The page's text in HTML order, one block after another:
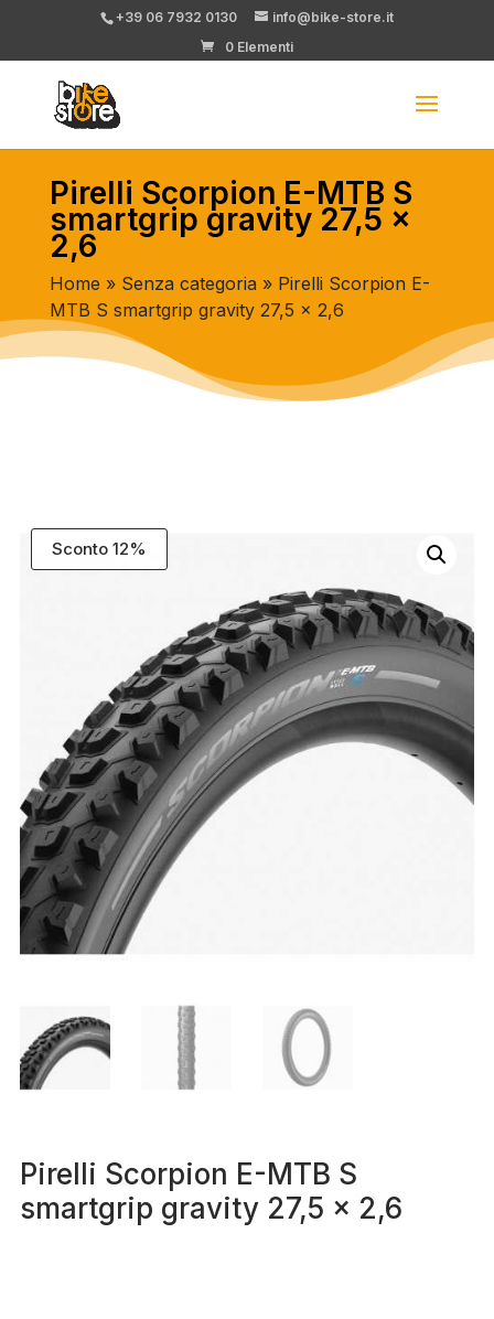
+39 06 7932 0130
info@bike-store.it
0 Elementi
Pirelli Scorpion E-MTB S
smartgrip gravity 27,5 x
2,6
Home » Senza categoria » Pirelli Scorpion E-
MTB S smartgrip gravity 27,5 x 2,6
Sconto 12%
Pirelli Scorpion E-MTB S
smartgrip gravity 27,5 x 2,6